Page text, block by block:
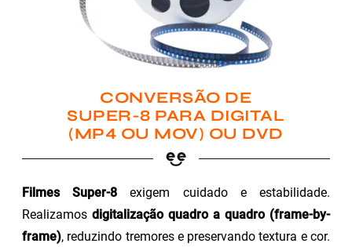
CONVERSÃO DE
SUPER-8 PARA DIGITAL
(MP4 OU MOV) OU DVD
Filmes Super-8 exigem cuidado e estabilidade.
Realizamos digitalização quadro a quadro (frame-by-
frame), reduzindo tremores e preservando textura e cor.